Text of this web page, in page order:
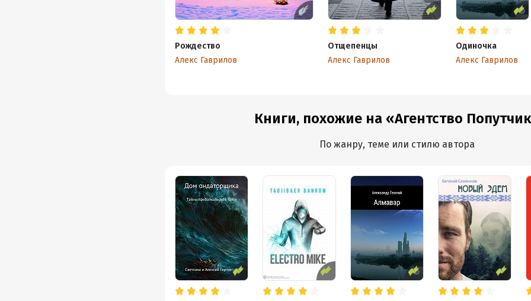
Рождество
Алекс Гаврилов
Отщепенцы
Алекс Гаврилов
Одиночка
Алекс Гаврилов
Книги, похожие на «Агентство
По жанру, теме или стилю автора